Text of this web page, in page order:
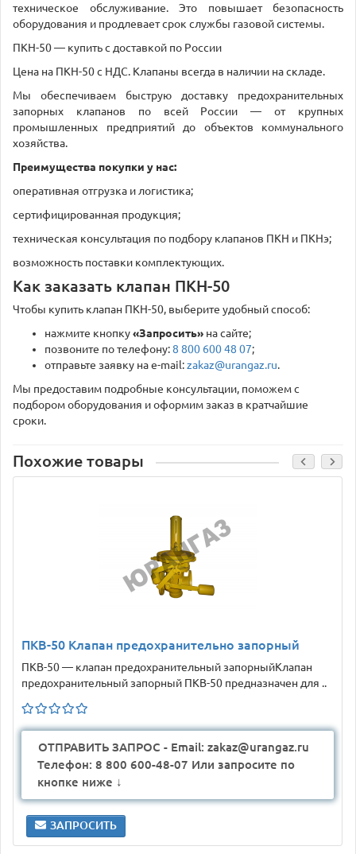
техническое обслуживание. Это повышает безопасность
оборудования и продлевает срок службы газовой системы.
ПКН-50 — купить с доставкой по России
Цена на ПКН-50 с НДС. Клапаны всегда в наличии на складе.
Мы обеспечиваем быструю доставку предохранительных
запорных клапанов по всей России — от крупных
промышленных предприятий до объектов коммунального
хозяйства.
Преимущества покупки у нас:
оперативная отгрузка и логистика;
сертифицированная продукция;
техническая консультация по подбору клапанов ПКН и ПКНэ;
возможность поставки комплектующих.
Как заказать клапан ПКН-50
Чтобы купить клапан ПКН-50, выберите удобный способ:
нажмите кнопку«Запросить» на сайте;
позвоните по телефону:8 800 600 48 07;
отправьте заявку на e-mail:zakaz@urangaz.ru.
Мы предоставим подробные консультации, поможем с
подбором оборудования и оформим заказ в кратчайшие
сроки.
Похожие товары
ПКВ-50 Клапан предохранительно запорный
ПКВ-50 — клапан предохранительный запорныйКлапан
предохранительный запорный ПКВ-50 предназначен для ..
ОТПРАВИТЬ ЗАПРОС - Email: zakaz@urangaz.ru
Телефон: 8 800 600-48-07 Или запросите по
кнопке ниже ↓
ЗАПРОСИТЬ